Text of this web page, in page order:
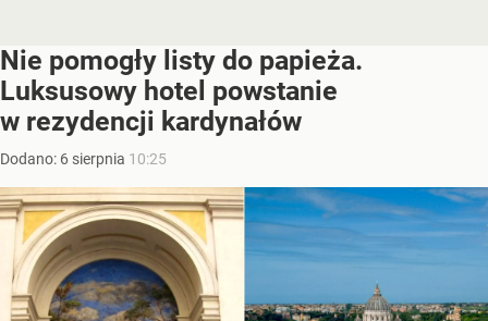
Nie pomogły listy do papieża.
Luksusowy hotel powstanie
w rezydencji kardynałów
Dodano: 6 sierpnia 10:25